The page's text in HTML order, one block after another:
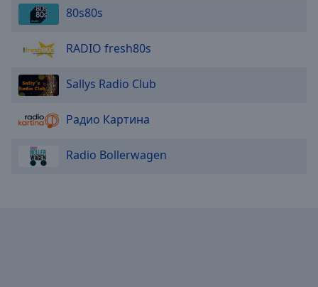
80s80s
RADIO fresh80s
Sallys Radio Club
Радио Картина
Radio Bollerwagen